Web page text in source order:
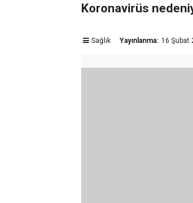
Koronavirüs
Sağlık Yayınlanma: 16 Şubat